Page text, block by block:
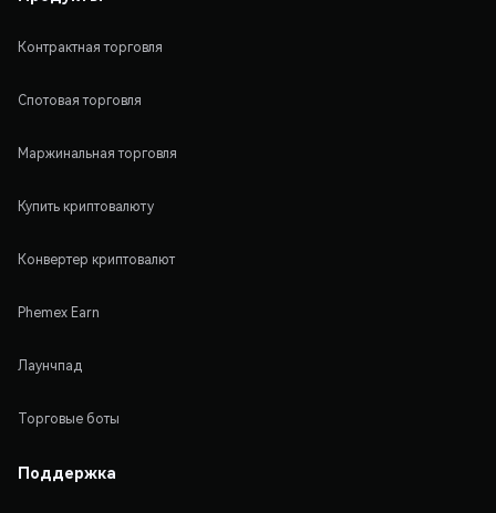
Контрактная торговля
Спотовая торговля
Маржинальная торговля
Купить криптовалюту
Конвертер криптовалют
Phemex Earn
Лаунчпад
Торговые боты
Поддержка